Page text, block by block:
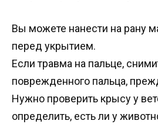
Вы можете нанести на рану
перед укрытием.
Если травма на пальце,
поврежденного пальца,
Нужно проверить крысу у
определить, есть ли у